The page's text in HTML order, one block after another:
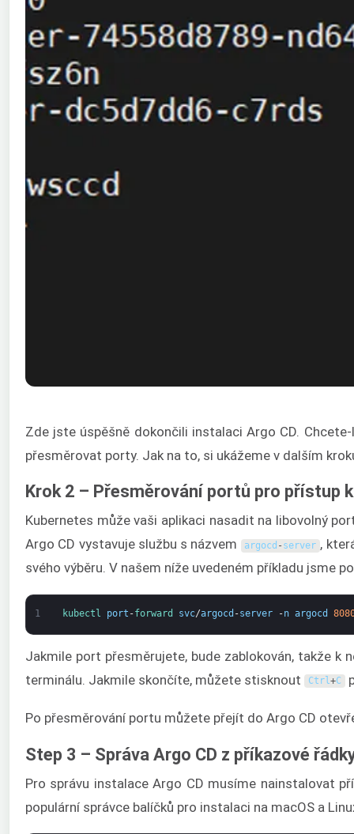
Zde jste úspěšně dokončili instalaci Argo CD.
přesměrovat porty. Jak na to, si ukážeme v dalším
Krok 2 – Přesměrování portů pro přístup
Kubernetes může vaši aplikaci nasadit na libovolný
Argo CD vystavuje službu s názvem
argocd - server ,
svého výběru. V našem níže uvedeném příkladu jsme
1 kubectl port -forward svc/argocd -server -n argocd
Jakmile port přesměrujete, bude zablokován, takže k
terminálu. Jakmile skončíte, můžete stisknout
Ctrl+C
Po přesměrování portu můžete přejít do Argo CD
Step 3 – Správa Argo CD z příkazové
Pro správu instalace Argo CD musíme nainstalovat
populární správce balíčků pro instalaci na macOS a